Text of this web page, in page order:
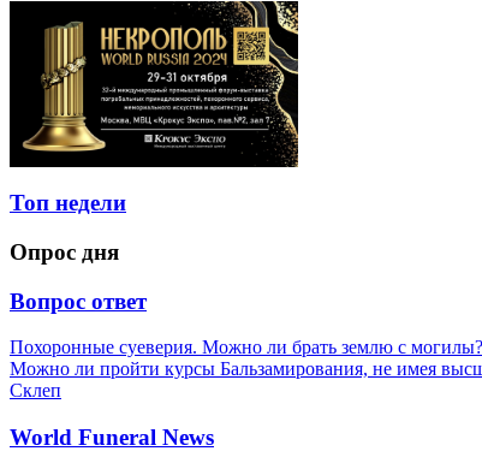
Топ недели
Опрос дня
Вопрос ответ
Похоронные суеверия. Можно ли брать землю с могилы?
Можно ли пройти курсы Бальзамирования, не имея
Склеп
World Funeral News